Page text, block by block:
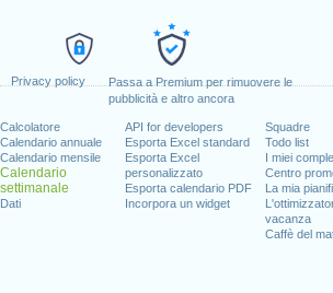
Privacy policy
Passa a Premium per rimuovere le
pubblicità e altro ancora
Calcolatore
Calendario annuale
Calendario mensile
Calendario
settimanale
Dati
API for developers
Esporta Excel standard
Esporta Excel
personalizzato
Esporta calendario PDF
Incorpora un widget
Squadre
Todo list
I miei
Centro
La mia
vacanza
Caffè del